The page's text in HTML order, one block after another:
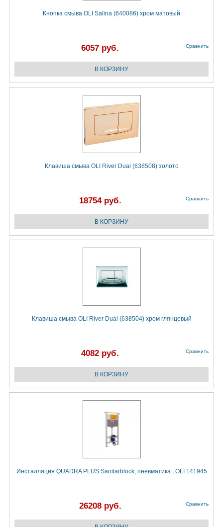
Кнопка смыва OLI Salina (640086) хром матовый
6057 руб. Сравнить
Клавиша смыва OLI River Dual (638508) золото
18754 руб. Сравнить
Клавиша смыва OLI River Dual (638504) хром глянцевый
4082 руб. Сравнить
Инсталляция QUADRA PLUS Sanitarblock, пневматика , OLI 141945
26208 руб. Сравнить